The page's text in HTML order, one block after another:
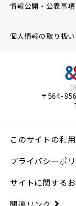
(
〒564-
情報公開・公表事項
個人情報の取り扱
このサイトの利
プライバシーポ
サイトに関する